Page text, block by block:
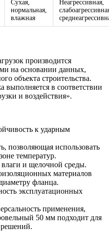
Сухая,
нормальная,
влажная
Неагрессивная,
производится
на основании данных,
объекта строительства.
выполняется в соответствии
и воздействия».
к ударным
позволяющая использовать
температур.
и щелочной среды.
материалов
фланца.
эксплуатационных
применения,
50 мм подходит для